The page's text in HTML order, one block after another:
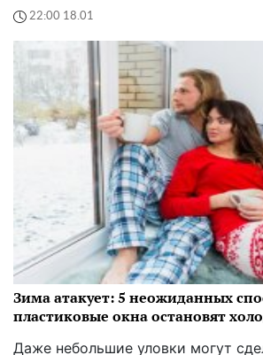
22:00 18.01
Зима атакует: 5 неожиданных
пластиковые окна остановят
Даже небольшие уловки могут